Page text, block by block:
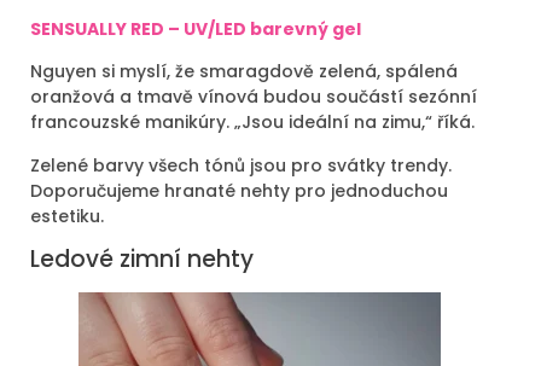
SENSUALLY RED – UV/LED barevný gel
Nguyen si myslí, že smaragdově zelená, spálená
oranžová a tmavě vínová budou součástí sezónní
francouzské manikúry. „Jsou ideální na zimu,“ říká.
Zelené barvy všech tónů jsou pro svátky trendy.
Doporučujeme hranaté nehty pro jednoduchou
estetiku.
Ledové zimní nehty